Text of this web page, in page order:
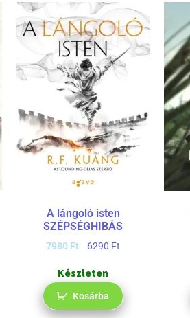
A lángoló isten
SZÉPSÉGHIBÁS
7980Ft 6290 Ft
Készleten
Kosárba